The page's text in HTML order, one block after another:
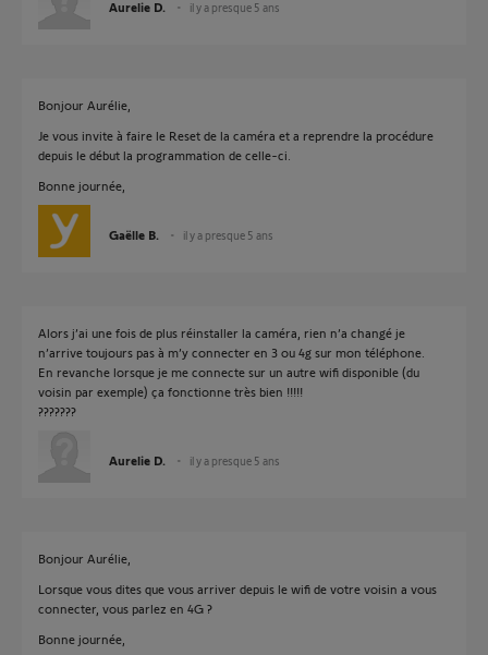
Aurelie D. il y a presque 5 ans
Bonjour Aurélie,
Je vous invite à faire le Reset de la caméra et a reprendre la procédure
depuis le début la programmation de celle-ci.
Bonne journée,
Gaëlle B. il y a presque 5 ans
Alors j’ai une fois de plus réinstaller la caméra, rien n’a changé je
n’arrive toujours pas à m’y connecter en 3 ou 4g sur mon téléphone.
En revanche lorsque je me connecte sur un autre wifi disponible (du
voisin par exemple) ça fonctionne très bien !!!!!
???????
Aurelie D. il y a presque 5 ans
Bonjour Aurélie,
Lorsque vous dites que vous arriver depuis le wifi de votre voisin a vous
connecter, vous parlez en 4G ?
Bonne journée,